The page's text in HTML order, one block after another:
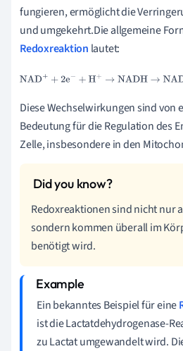
fungieren, ermöglicht die
und umgekehrt.Die allgemeine
Redoxreaktion lautet:
NAD++2 e−+H+ →NADH→NAD+
Diese Wechselwirkungen sind von
Bedeutung für die Regulation des
Zelle, insbesondere in den
Redoxreaktionen sind nicht nur
sondern kommen überall im
benötigt wird.
Ein bekanntes Beispiel für eine
ist die Lactatdehydrogenase-
zu Lactat umgewandelt wird.